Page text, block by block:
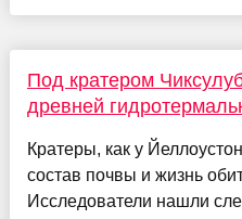
Под кратером
древней
Кратеры, как у
состав почвы и жизнь
Исследователи нашли